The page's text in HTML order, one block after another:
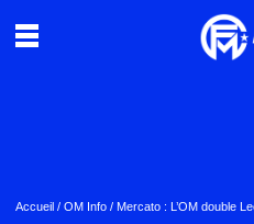
Accueil / OM Info / Mercato : L’OM double